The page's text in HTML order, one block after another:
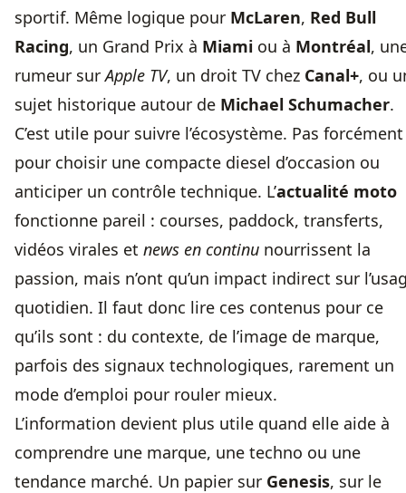
sportif. Même logique pour McLaren, Red Bull
Racing, un Grand Prix à Miami ou à Montréal,
rumeur surApple TV, un droit TV chez Canal+, ou
sujet historique autour de Michael Schumacher.
C’est utile pour suivre l’écosystème. Pas forcément
pour choisir une compacte diesel d’occasion ou
anticiper un contrôle technique. L’actualité moto
fonctionne pareil : courses, paddock, transferts,
vidéos virales et news en continu nourrissent la
passion, mais n’ont qu’un impact indirect sur
quotidien. Il faut donc lire ces contenus pour ce
qu’ils sont : du contexte, de l’image de marque,
parfois des signaux technologiques, rarement un
mode d’emploi pour rouler mieux.
L’information devient plus utile quand elle aide à
comprendre une marque, une techno ou une
tendance marché. Un papier sur Genesis, sur le